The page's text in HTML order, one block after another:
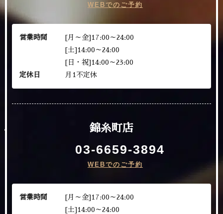
WEBでのご予約
営業時間
[月～金]17:00～24:00
[土]14:00～24:00
[日・祝]14:00～23:00
定休日
月1不定休
錦糸町店
03-6659-3894
WEBでのご予約
営業時間
[月～金]17:00～24:00
[土]14:00～24:00